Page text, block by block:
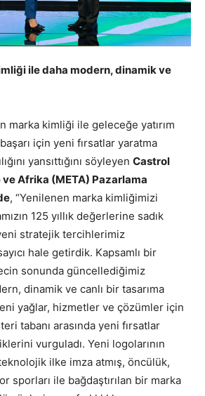
ile daha modern, dinamik ve
marka kimliği ile geleceğe yatırım
için yeni fırsatlar yaratma
yansıttığını söyleyen Castrol
Afrika (META) Pazarlama
, “Yenilenen marka kimliğimizi
125 yıllık değerlerine sadık
stratejik tercihlerimiz
hale getirdik. Kapsamlı bir
sonunda güncellediğimiz
dinamik ve canlı bir tasarıma
yağlar, hizmetler ve çözümler için
tabanı arasında yeni fırsatlar
vurguladı. Yeni logolarının
ilke imza atmış, öncülük,
sporları ile bağdaştırılan bir marka